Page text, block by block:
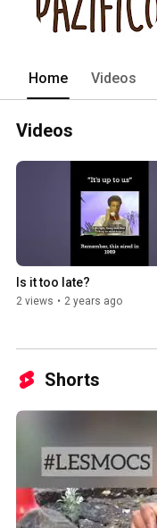
Home Videos
Videos
Is it too late?
2 views • 2 years ago
Shorts